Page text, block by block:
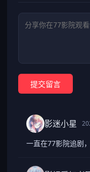
提交留言
影迷小星
一直在77影院追剧